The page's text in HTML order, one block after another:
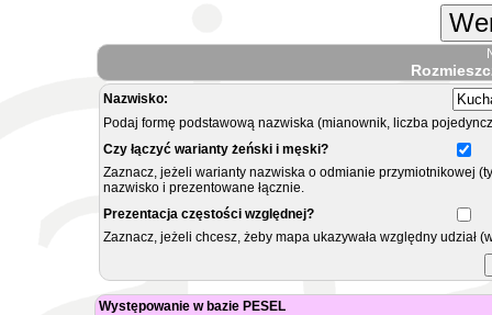
Nazwisko:
Podaj formę podstawową nazwiska (mianownik, liczba
Czy łączyć warianty żeński i męski?
Zaznacz, jeżeli warianty nazwiska o odmianie przymiotnikowej
nazwisko i prezentowane łącznie.
Prezentacja częstości względnej?
Zaznacz, jeżeli chcesz, żeby mapa ukazywała względny
Występowanie w bazie PESEL